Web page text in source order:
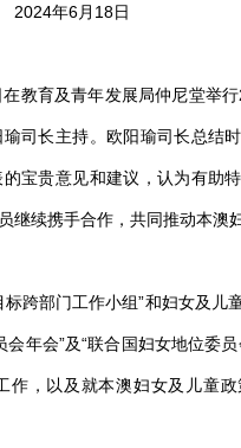
2024年6月18日
教育及青年发展局仲尼堂举
司长主持。欧阳瑜司长总结
宝贵意见和建议，认为有助
继续携手合作，共同推动本澳
跨部门工作小组”和妇女及儿
年会”及“联合国妇女地位委
作，以及就本澳妇女及儿童